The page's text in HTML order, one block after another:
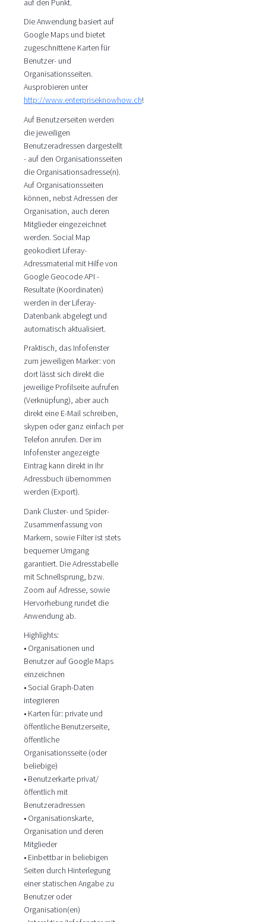
auf den Punkt.
Die Anwendung basiert auf
Google Maps und bietet
zugeschnittene Karten für
Benutzer- und
Organisationsseiten.
Ausprobieren unter
http://www.enterpriseknowhow.ch!
Auf Benutzerseiten werden
die jeweiligen
Benutzeradressen dargestellt
- auf den Organisationsseiten
die Organisationsadresse(n).
Auf Organisationsseiten
können, nebst Adressen der
Organisation, auch deren
Mitglieder eingezeichnet
werden. Social Map
geokodiert Liferay-
Adressmaterial mit Hilfe von
Google Geocode API -
Resultate (Koordinaten)
werden in der Liferay-
Datenbank abgelegt und
automatisch aktualisiert.
Praktisch, das Infofenster
zum jeweiligen Marker: von
dort lässt sich direkt die
jeweilige Profilseite aufrufen
(Verknüpfung), aber auch
direkt eine E-Mail schreiben,
skypen oder ganz einfach per
Telefon anrufen. Der im
Infofenster angezeigte
Eintrag kann direkt in Ihr
Adressbuch übernommen
werden (Export).
Dank Cluster- und Spider-
Zusammenfassung von
Markern, sowie Filter ist stets
bequemer Umgang
garantiert. Die Adresstabelle
mit Schnellsprung, bzw.
Zoom auf Adresse, sowie
Hervorhebung rundet die
Anwendung ab.
Highlights:
• Organisationen und
Benutzer auf Google Maps
einzeichnen
• Social Graph-Daten
integrieren
• Karten für: private und
öffentliche Benutzerseite,
öffentliche
Organisationsseite (oder
beliebige)
• Benutzerkarte privat/
öffentlich mit
Benutzeradressen
• Organisationskarte,
Organisation und deren
Mitglieder
• Einbettbar in beliebigen
Seiten durch Hinterlegung
einer statischen Angabe zu
Benutzer oder
Organisation(en)